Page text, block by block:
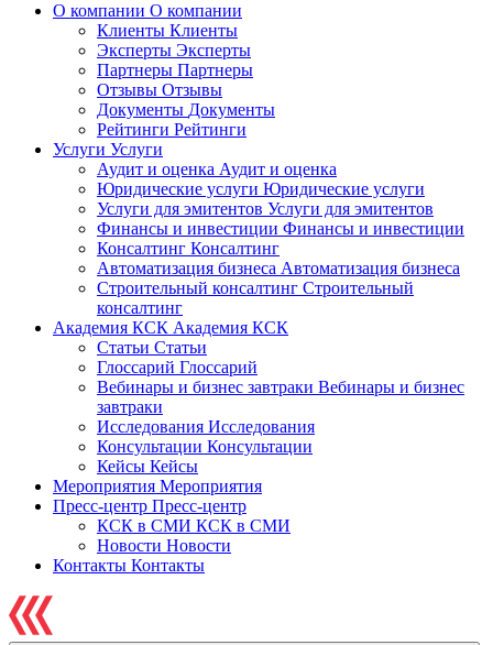
О компании О компании
Клиенты Клиенты
Эксперты Эксперты
Партнеры Партнеры
Отзывы Отзывы
Документы Документы
Рейтинги Рейтинги
Услуги Услуги
Аудит и оценка Аудит и оценка
Юридические услуги Юридические услуги
Услуги для эмитентов Услуги для эмитентов
Финансы и инвестиции Финансы и инвестиции
Консалтинг Консалтинг
Автоматизация бизнеса Автоматизация бизнеса
Строительный консалтинг Строительный
консалтинг
Академия КСК Академия КСК
Статьи Статьи
Глоссарий Глоссарий
Вебинары и бизнес завтраки Вебинары и бизнес
завтраки
Исследования Исследования
Консультации Консультации
Кейсы Кейсы
Мероприятия Мероприятия
Пресс-центр Пресс-центр
КСК в СМИ КСК в СМИ
Новости Новости
Контакты Контакты